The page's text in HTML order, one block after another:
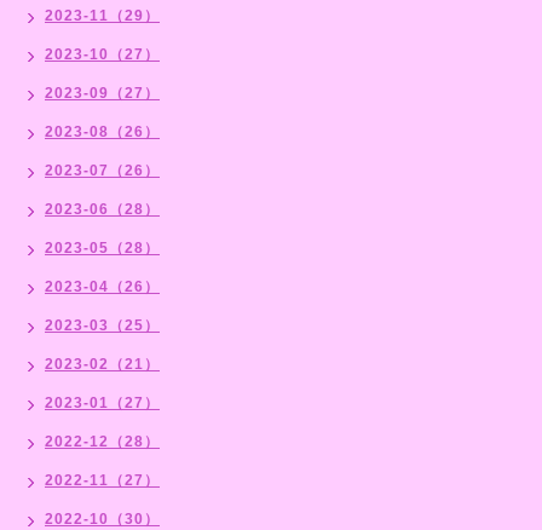
2023-11（29）
2023-10（27）
2023-09（27）
2023-08（26）
2023-07（26）
2023-06（28）
2023-05（28）
2023-04（26）
2023-03（25）
2023-02（21）
2023-01（27）
2022-12（28）
2022-11（27）
2022-10（30）